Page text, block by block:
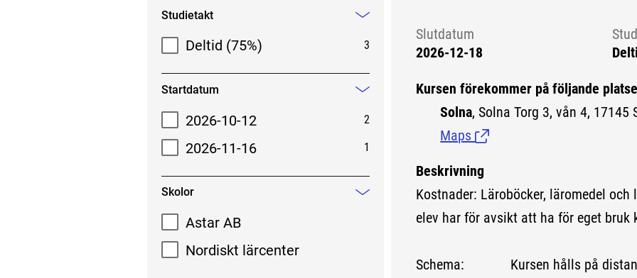
Studietakt
Mindre information
Deltid (75%)
3
Startdatum
2026-10-12
2
2026-11-16 1
Skolor
Mindre information
Astar AB
Nordiskt lärcenter
Slutdatum
2026-12-18
Kursen förekommer på följande
Solna, Solna Torg 3, vån 4, 17145
Maps(Länk till extern sida.)
Beskrivning
Kostnader: Läroböcker, läromedel och
elev har för avsikt att ha för eget bruk
Schema: Kursen hålls på distans